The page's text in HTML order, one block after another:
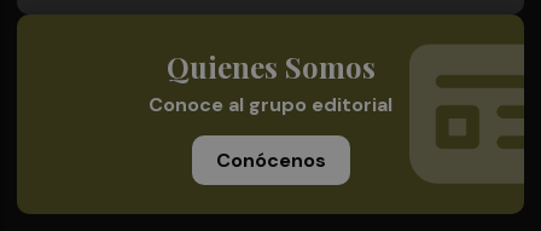
Quienes Somos
Conoce al grupo editorial
Conócenos